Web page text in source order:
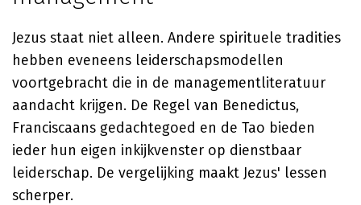
Jezus staat niet alleen. Andere spirituele tradities
hebben eveneens leiderschapsmodellen
voortgebracht die in de managementliteratuur
aandacht krijgen. De Regel van Benedictus,
Franciscaans gedachtegoed en de Tao bieden
ieder hun eigen inkijkvenster op dienstbaar
leiderschap. De vergelijking maakt Jezus' lessen
scherper.